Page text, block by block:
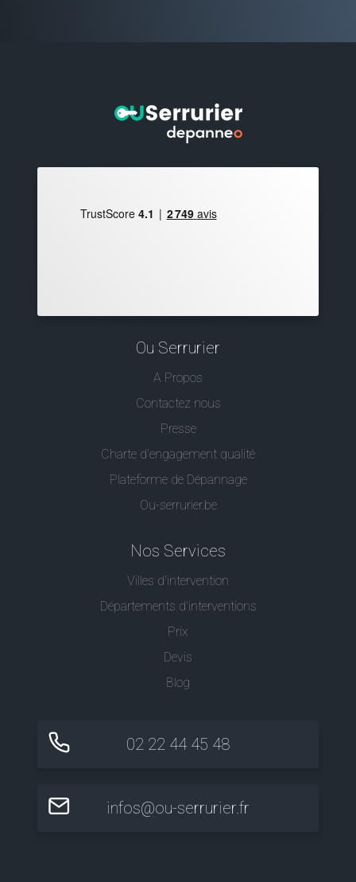
Ou Serrurier
A Propos
Contactez nous
Presse
Charte d’engagement qualité
Plateforme de Dépannage
Ou-serrurier.be
Nos Services
Villes d'intervention
Départements d'interventions
Prix
Devis
Blog
02 22 44 45 48
infos@ou-serrurier.fr